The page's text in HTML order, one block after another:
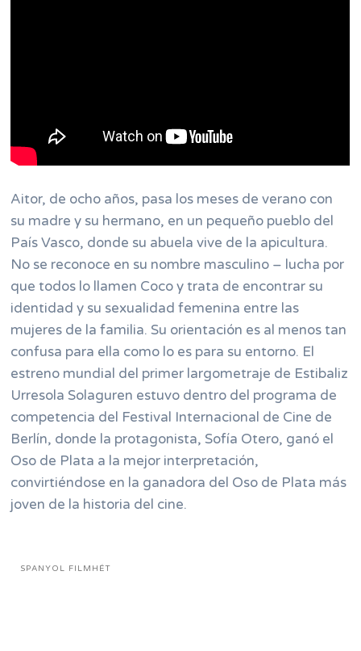
Aitor, de ocho años, pasa los meses de verano con
su madre y su hermano, en un pequeño pueblo del
País Vasco, donde su abuela vive de la apicultura.
No se reconoce en su nombre masculino – lucha por
que todos lo llamen Coco y trata de encontrar su
identidad y su sexualidad femenina entre las
mujeres de la familia. Su orientación es al menos tan
confusa para ella como lo es para su entorno. El
estreno mundial del primer largometraje de Estibaliz
Urresola Solaguren estuvo dentro del programa de
competencia del Festival Internacional de Cine de
Berlín, donde la protagonista, Sofía Otero, ganó el
Oso de Plata a la mejor interpretación,
convirtiéndose en la ganadora del Oso de Plata más
joven de la historia del cine.
SPANYOL FILMHÉT